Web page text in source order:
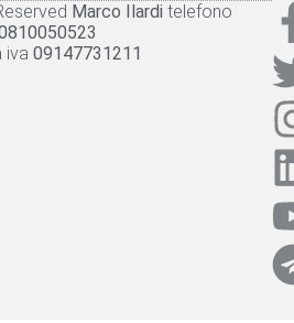
Marco Ilardi telefono
iva 09147731211